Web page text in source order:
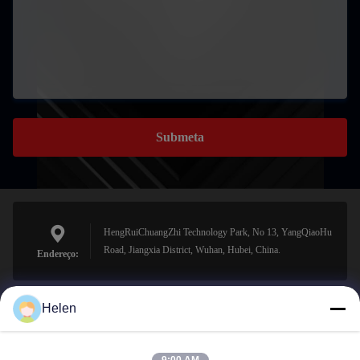
Submeta
Endereço:
HengRuiChuangZhi Technology Park, No 13, YangQiaoHu
Road, Jiangxia District, Wuhan, Hubei, China.
sales@perfectlaser.net
Helen